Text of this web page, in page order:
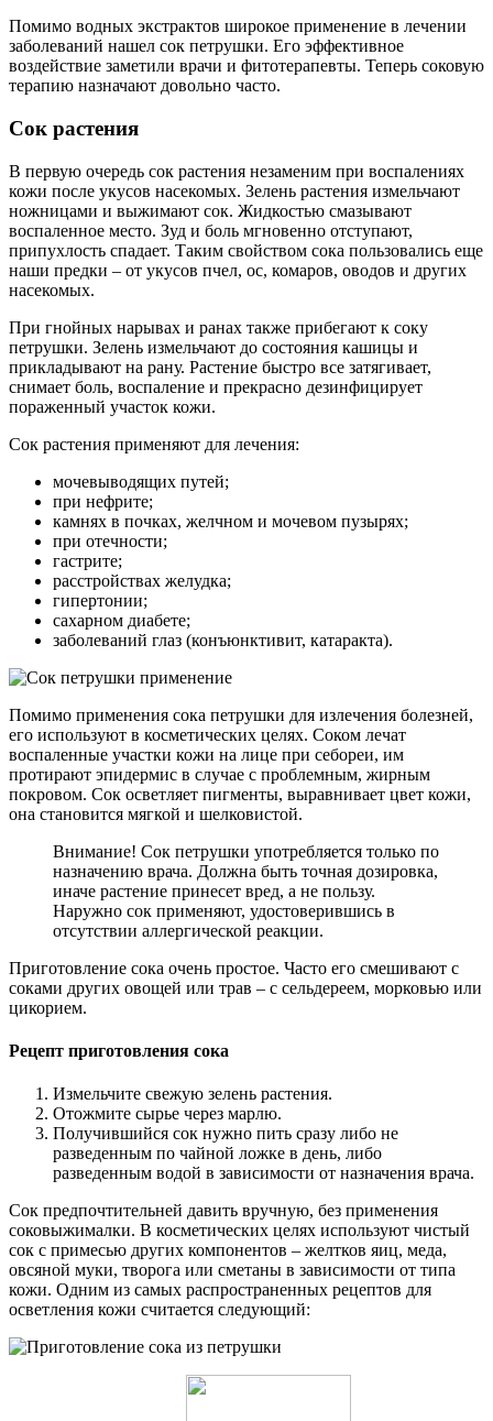
Помимо водных экстрактов широкое применение в лечении
заболеваний нашел сок петрушки. Его эффективное
воздействие заметили врачи и фитотерапевты. Теперь соковую
терапию назначают довольно часто.
Сок растения
В первую очередь сок растения незаменим при воспалениях
кожи после укусов насекомых. Зелень растения измельчают
ножницами и выжимают сок. Жидкостью смазывают
воспаленное место. Зуд и боль мгновенно отступают,
припухлость спадает. Таким свойством сока пользовались еще
наши предки – от укусов пчел, ос, комаров, оводов и других
насекомых.
При гнойных нарывах и ранах также прибегают к соку
петрушки. Зелень измельчают до состояния кашицы и
прикладывают на рану. Растение быстро все затягивает,
снимает боль, воспаление и прекрасно дезинфицирует
пораженный участок кожи.
Сок растения применяют для лечения:
мочевыводящих путей;
при нефрите;
камнях в почках, желчном и мочевом пузырях;
при отечности;
гастрите;
расстройствах желудка;
гипертонии;
сахарном диабете;
заболеваний глаз (конъюнктивит, катаракта).
Помимо применения сока петрушки для излечения болезней,
его используют в косметических целях. Соком лечат
воспаленные участки кожи на лице при себореи, им
протирают эпидермис в случае с проблемным, жирным
покровом. Сок осветляет пигменты, выравнивает цвет кожи,
она становится мягкой и шелковистой.
Внимание! Сок петрушки употребляется только по
назначению врача. Должна быть точная дозировка,
иначе растение принесет вред, а не пользу.
Наружно сок применяют, удостоверившись в
отсутствии аллергической реакции.
Приготовление сока очень простое. Часто его смешивают с
соками других овощей или трав – с сельдереем, морковью или
цикорием.
Рецепт приготовления сока
Измельчите свежую зелень растения.
Отожмите сырье через марлю.
Получившийся сок нужно пить сразу либо не
разведенным по чайной ложке в день, либо
разведенным водой в зависимости от назначения врача.
Сок предпочтительней давить вручную, без применения
соковыжималки. В косметических целях используют чистый
сок с примесью других компонентов – желтков яиц, меда,
овсяной муки, творога или сметаны в зависимости от типа
кожи. Одним из самых распространенных рецептов для
осветления кожи считается следующий: